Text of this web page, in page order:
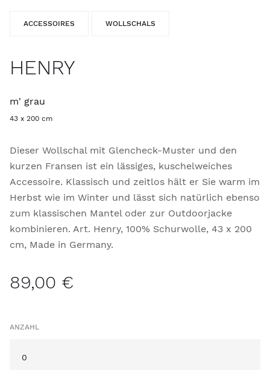
ACCESSOIRES WOLLSCHALS
HENRY
m' grau
43 x 200 cm
Dieser Wollschal mit Glencheck-Muster und den
kurzen Fransen ist ein lässiges, kuschelweiches
Accessoire. Klassisch und zeitlos hält er Sie warm im
Herbst wie im Winter und lässt sich natürlich ebenso
zum klassischen Mantel oder zur Outdoorjacke
kombinieren. Art. Henry, 100% Schurwolle, 43 x 200
cm, Made in Germany.
89,00 €
ANZAHL